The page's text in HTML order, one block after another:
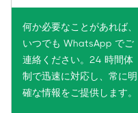
何か必要なことがあれば、
いつでも WhatsApp でご
連絡ください。24 時間体
制で迅速に対応し、常に明
確な情報をご提供します。